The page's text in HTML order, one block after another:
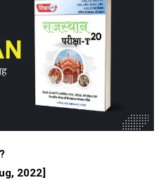
2022]